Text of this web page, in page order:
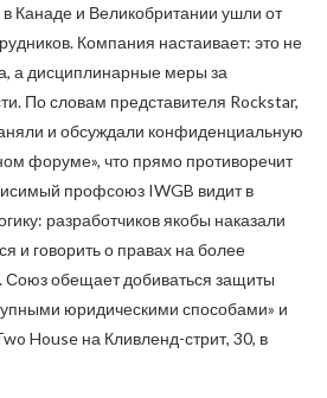
Канаде и Великобритании ушли от
Компания настаивает: это не
а дисциплинарные меры за
По словам представителя Rockstar,
и обсуждали конфиденциальную
форуме», что прямо противоречит
профсоюз IWGB видит в
разработчиков якобы наказали
и говорить о правах на более
Союз обещает добиваться защиты
юридическими способами» и
House на Кливленд-стрит, 30, в